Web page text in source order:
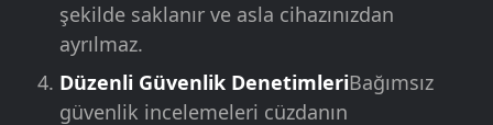
şekilde saklanır ve asla cihazınızdan
ayrılmaz.
Düzenli Güvenlik DenetimleriBağımsız
güvenlik incelemeleri cüzdanın